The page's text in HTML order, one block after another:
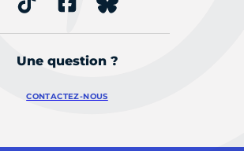
Une question ?
CONTACTEZ-NOUS